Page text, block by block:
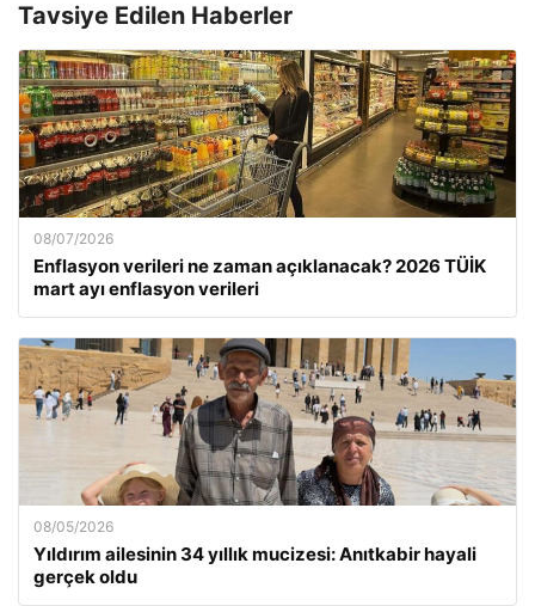
Tavsiye Edilen Haberler
08/07/2026
Enflasyon verileri ne zaman açıklanacak? 2026 TÜİK
mart ayı enflasyon verileri
08/05/2026
Yıldırım ailesinin 34 yıllık mucizesi: Anıtkabir hayali
gerçek oldu